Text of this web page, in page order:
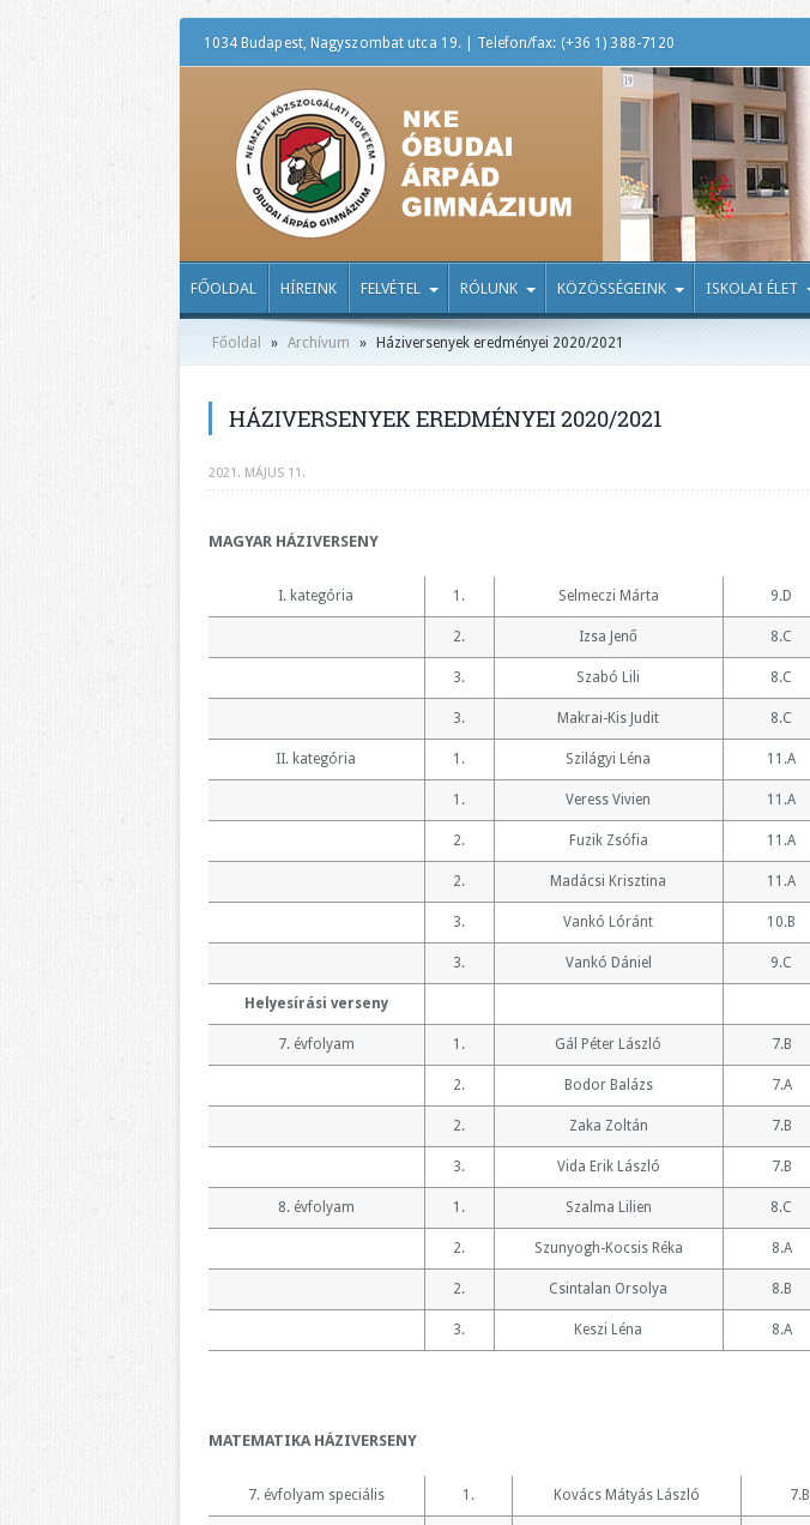
1034 Budapest, Nagyszombat utca 19. | Telefon/fax: (+36 1) 388-7120
FŐOLDAL HÍREINK FELVÉTEL RÓLUNK KÖZÖSSÉGEINK ISKOLAI ÉLET
Főoldal » Archívum » Háziversenyek eredményei 2020/2021
HÁZIVERSENYEK EREDMÉNYEI 2020/2021
2021. MÁJUS 11.
MAGYAR HÁZIVERSENY
I. kategória 1. Selmeczi Márta 9.D
2. Izsa Jenő 8.C
3. Szabó Lili 8.C
3. Makrai-Kis Judit 8.C
II. kategória 1. Szilágyi Léna 11.A
1. Veress Vivien 11.A
2. Fuzik Zsófia 11.A
2. Madácsi Krisztina 11.A
3. Vankó Lóránt 10.B
3. Vankó Dániel 9.C
Helyesírási verseny
7. évfolyam 1. Gál Péter László 7.B
2. Bodor Balázs 7.A
2. Zaka Zoltán 7.B
3. Vida Erik László 7.B
8. évfolyam 1. Szalma Lilien 8.C
2. Szunyogh-Kocsis Réka 8.A
2. Csintalan Orsolya 8.B
3. Keszi Léna 8.A
MATEMATIKA HÁZIVERSENY
7. évfolyam speciális 1. Kovács Mátyás László 7.B